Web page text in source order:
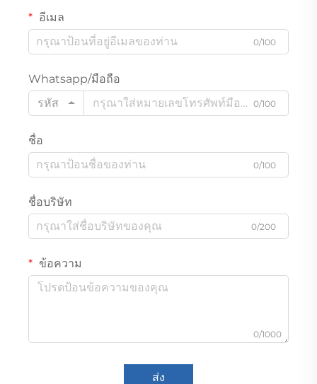
อีเมล
0/100
Whatsapp/มือถือ
รหัส
0/100
ชื่อ
0/100
ชื่อบริษัท
0/200
ข้อความ
0/1000
ส่ง